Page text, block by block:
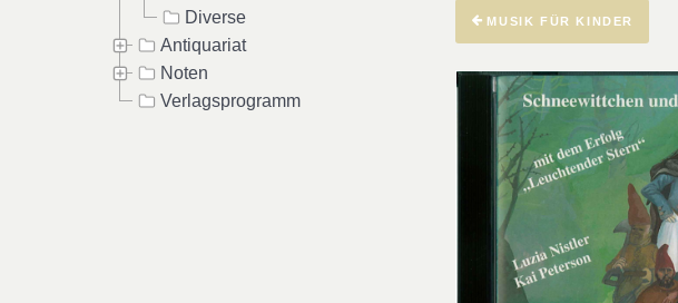
Diverse
Antiquariat
Noten
Verlagsprogramm
MUSIK FÜR KINDER